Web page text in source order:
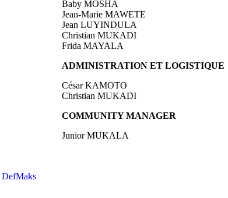
Baby MOSHA
Jean-Marie MAWETE
Jean LUYINDULA
Christian MUKADI
Frida MAYALA
ADMINISTRATION ET LOGISTIQUE
César KAMOTO
Christian MUKADI
COMMUNITY MANAGER
Junior MUKALA
DefMaks